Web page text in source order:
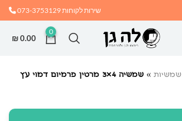
שירות לקוחות073-3753129
0
₪0.00
שמשיות » שמשיה 4×3 מרטין פרמיום דמוי עץ